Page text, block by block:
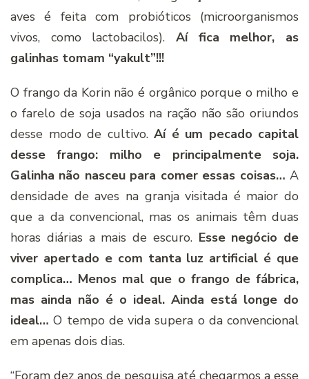
aves é feita com probióticos (microorganismos
vivos, como lactobacilos). Aí fica melhor, as
galinhas tomam “yakult”!!!
O frango da Korin não é orgânico porque o milho e
o farelo de soja usados na ração não são oriundos
desse modo de cultivo. Aí é um pecado capital
desse frango: milho e principalmente soja.
Galinha não nasceu para comer essas coisas… A
densidade de aves na granja visitada é maior do
que a da convencional, mas os animais têm duas
horas diárias a mais de escuro. Esse negócio de
viver apertado e com tanta luz artificial é que
complica… Menos mal que o frango de fábrica,
mas ainda não é o ideal. Ainda está longe do
ideal… O tempo de vida supera o da convencional
em apenas dois dias.
“Foram dez anos de pesquisa até chegarmos a esse